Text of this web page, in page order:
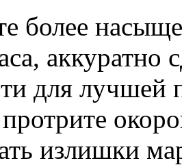
более
аккуратно
для лучшей
протрите
излишки